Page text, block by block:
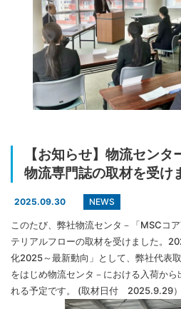
【お知らせ】物流セン
物流専門誌の取材を受け
2025.09.30 NEWS
このたび、弊社物流センタ－「MSCコ
テリアルフローの取材を受けました。
化2025～最新動向」として、弊社代表
をはじめ物流センタ－における入荷か
れる予定です。 (取材日付 2025.9.29）